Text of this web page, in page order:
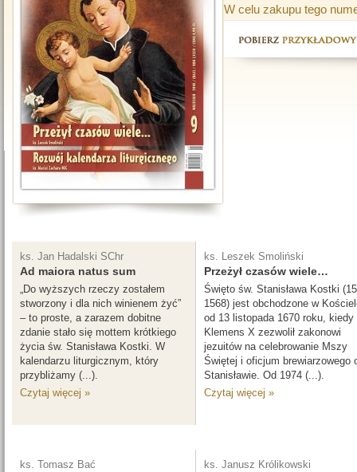
W celu zakupu tego
ks. Jan Hadalski SChr
Ad maiora natus sum
„Do wyższych rzeczy zostałem
stworzony i dla nich winienem żyć”
– to proste, a zarazem dobitne
zdanie stało się mottem krótkiego
życia św. Stanisława Kostki. W
kalendarzu liturgicznym, który
przybliżamy (...).
Czytaj więcej »
ks. Leszek Smoliński
Przeżył czasów wiele…
Święto św. Stanisława Kostki
1568) jest obchodzone w
od 13 listopada 1670 roku, kiedy
Klemens X zezwolił zakonowi
jezuitów na celebrowanie Mszy
Świętej i oficjum brewiarzowego
Stanisławie. Od 1974 (...).
Czytaj więcej »
ks. Tomasz Bać ks. Janusz Królikowski